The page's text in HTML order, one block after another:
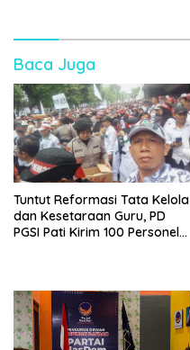
Baca Juga
Tuntut Reformasi Tata Kelola
dan Kesetaraan Guru, PD
PGSI Pati Kirim 100 Personel